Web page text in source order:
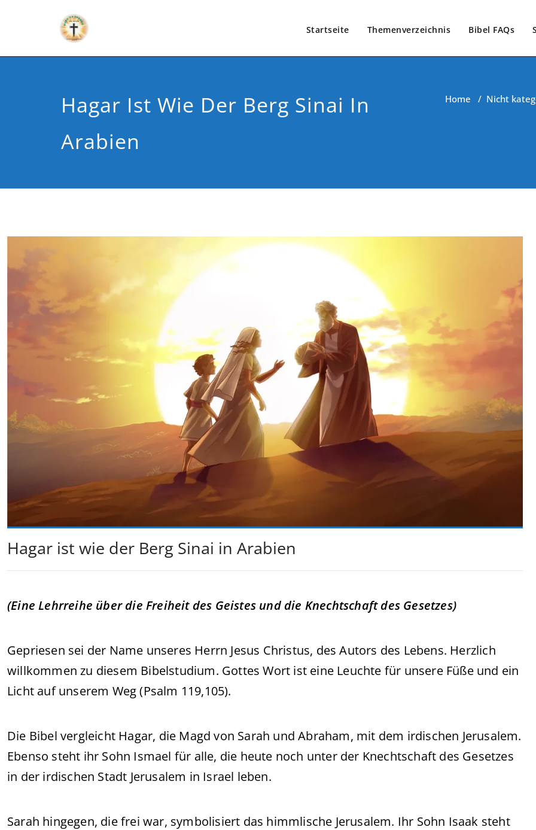
Startseite Themenverzeichnis Bibel FAQs
Hagar Ist Wie Der Berg Sinai In
Arabien
Home / Nicht
Hagar ist wie der Berg Sinai in Arabien
(Eine Lehrreihe über die Freiheit des Geistes und die Knechtschaft des Gesetzes)
Gepriesen sei der Name unseres Herrn Jesus Christus, des Autors des Lebens. Herzlich
willkommen zu diesem Bibelstudium. Gottes Wort ist eine Leuchte für unsere Füße und ein
Licht auf unserem Weg (Psalm 119,105).
Die Bibel vergleicht Hagar, die Magd von Sarah und Abraham, mit dem irdischen Jerusalem.
Ebenso steht ihr Sohn Ismael für alle, die heute noch unter der Knechtschaft des Gesetzes
in der irdischen Stadt Jerusalem in Israel leben.
Sarah hingegen, die frei war, symbolisiert das himmlische Jerusalem. Ihr Sohn Isaak steht